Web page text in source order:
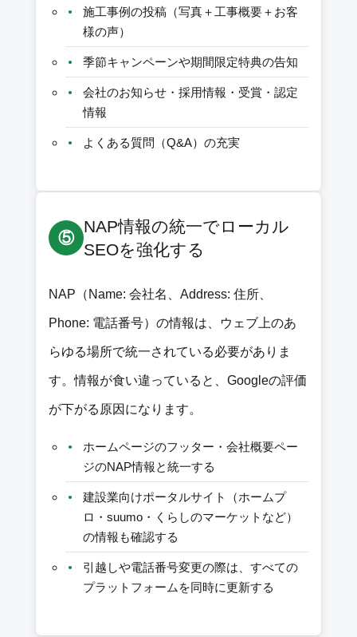
施工事例の投稿（写真＋工事概要＋お客
様の声）
季節キャンペーンや期間限定特典の告知
会社のお知らせ・採用情報・受賞・認定
情報
よくある質問（Q&A）の充実
⑤
NAP情報の統一でローカル
SEOを強化する
NAP（Name: 会社名、Address: 住所、
Phone: 電話番号）の情報は、ウェブ上のあ
らゆる場所で統一されている必要がありま
す。情報が食い違っていると、Googleの評価
が下がる原因になります。
ホームページのフッター・会社概要ペー
ジのNAP情報と統一する
建設業向けポータルサイト（ホームプ
ロ・suumo・くらしのマーケットなど）
の情報も確認する
引越しや電話番号変更の際は、すべての
プラットフォームを同時に更新する